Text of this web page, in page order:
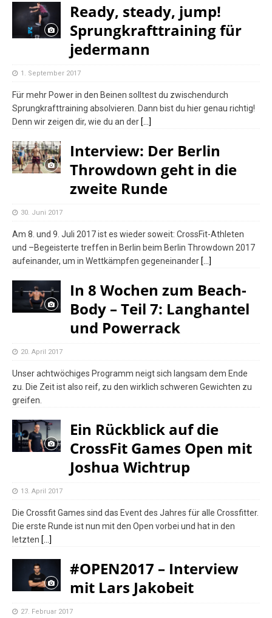
Ready, steady, jump!
Sprungkrafttraining für
jedermann
1. September 2017
Für mehr Power in den Beinen solltest du zwischendurch
Sprungkrafttraining absolvieren. Dann bist du hier genau richtig!
Denn wir zeigen dir, wie du an der […]
Interview: Der Berlin
Throwdown geht in die
zweite Runde
30. Juni 2017
Am 8. und 9. Juli 2017 ist es wieder soweit: CrossFit-Athleten
und –Begeisterte treffen in Berlin beim Berlin Throwdown 2017
aufeinander, um in Wettkämpfen gegeneinander […]
In 8 Wochen zum Beach-
Body – Teil 7: Langhantel
und Powerrack
20. April 2017
Unser achtwöchiges Programm neigt sich langsam dem Ende
zu. Die Zeit ist also reif, zu den wirklich schweren Gewichten zu
greifen.
Ein Rückblick auf die
CrossFit Games Open mit
Joshua Wichtrup
13. April 2017
Die Crossfit Games sind das Event des Jahres für alle Crossfitter.
Die erste Runde ist nun mit den Open vorbei und hat in den
letzten […]
#OPEN2017 – Interview
mit Lars Jakobeit
27. Februar 2017